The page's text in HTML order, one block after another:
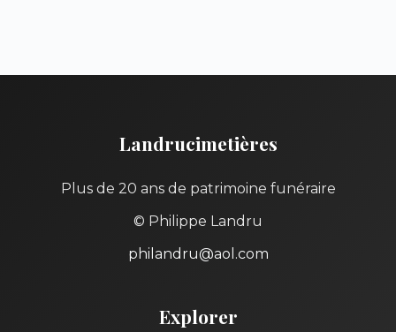
Landrucimetières
Plus de 20 ans de patrimoine funéraire
© Philippe Landru
philandru@aol.com
Explorer